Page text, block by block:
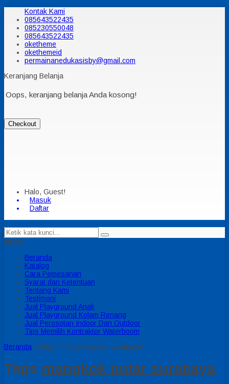
Kontak Kami
085643522435
085230550048
085643522435
oketheme
okethemeid
permainanedukasisby@gmail.com
Keranjang Belanja
Oops, keranjang belanja Anda kosong!
Checkout
Halo, Guest!
Masuk
Daftar
MENU
Beranda
Katalog
Cara Pemesanan
Syarat dan Ketentuan
Tentang Kami
Testimoni
Jual Playground Anak
Jual Playground Kolam Renang
Jual Perosotan Indoor Dan Outdoor
Tips Memilih Kontraktor Waterboom
Beranda » Tags "mangkok putar surabaya"
Tags mangkok putar surabaya